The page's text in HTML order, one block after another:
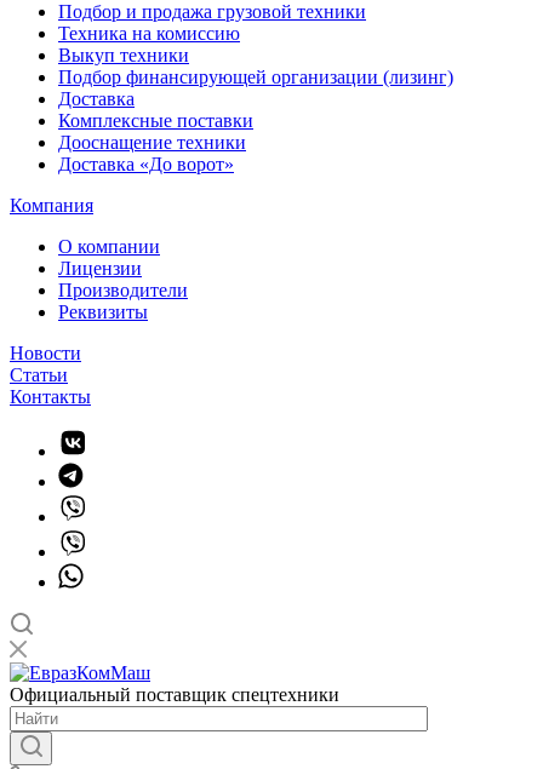
Подбор и продажа грузовой техники
Техника на комиссию
Выкуп техники
Подбор финансирующей организации (лизинг)
Доставка
Комплексные поставки
Дооснащение техники
Доставка «До ворот»
Компания
О компании
Лицензии
Производители
Реквизиты
Новости
Статьи
Контакты
Официальный поставщик спецтехники